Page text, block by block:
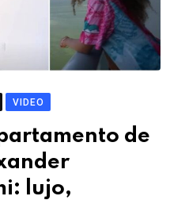
VIDEO
de
lujo,